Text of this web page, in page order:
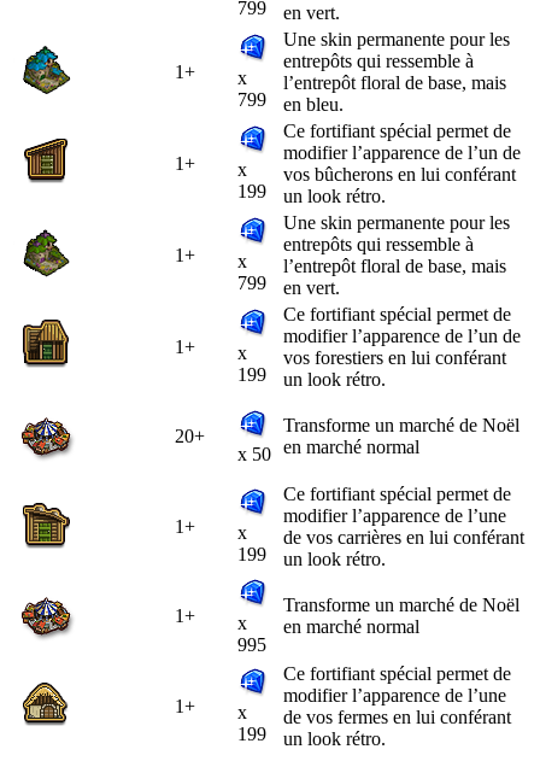
799
en vert.
1+
x
799
Une skin permanente pour les
entrepôts qui ressemble à
l’entrepôt floral de base, mais
en bleu.
1+
x
199
Ce fortifiant spécial permet de
modifier l’apparence de l’un de
vos bûcherons en lui conférant
un look rétro.
1+
x
799
Une skin permanente pour les
entrepôts qui ressemble à
l’entrepôt floral de base, mais
en vert.
1+
x
199
Ce fortifiant spécial permet de
modifier l’apparence de l’un de
vos forestiers en lui conférant
un look rétro.
20+
x 50
Transforme un marché de Noël
en marché normal
1+
x
199
Ce fortifiant spécial permet de
modifier l’apparence de l’une
de vos carrières en lui conférant
un look rétro.
1+
x
995
Transforme un marché de Noël
en marché normal
1+
x
199
Ce fortifiant spécial permet de
modifier l’apparence de l’une
de vos fermes en lui conférant
un look rétro.